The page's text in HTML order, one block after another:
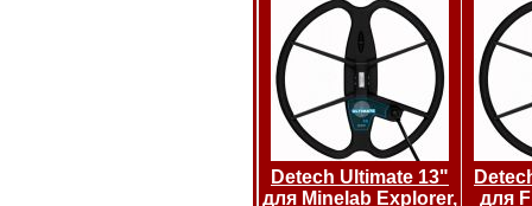
Detech Ultimate 13"
для Minelab Explorer,
для